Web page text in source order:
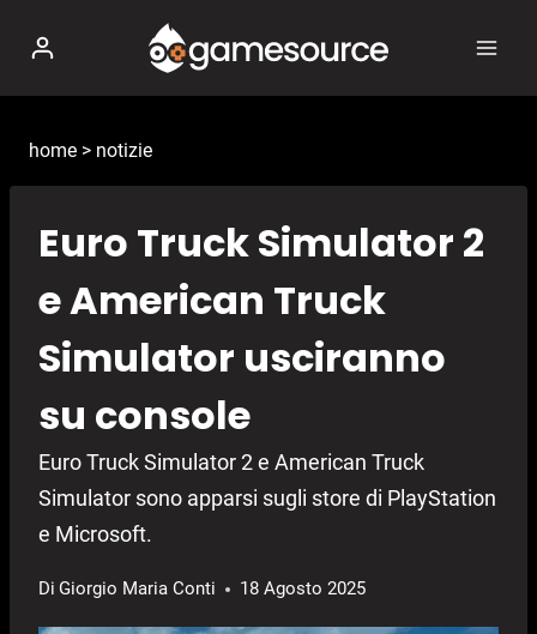
contenuto
home > notizie
Euro Truck Simulator 2
e American Truck
Simulator usciranno
su console
Euro Truck Simulator 2 e American Truck
Simulator sono apparsi sugli store di PlayStation
e Microsoft.
Di Giorgio Maria Conti 18 Agosto 2025